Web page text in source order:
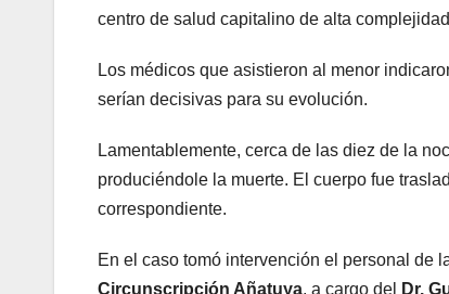
centro de salud capitalino de alta
Los médicos que asistieron al menor
serían decisivas para su evolución.
Lamentablemente, cerca de las diez de la
produciéndole la muerte. El cuerpo fue
correspondiente.
En el caso tomó intervención el personal de
Circunscripción Añatuya, a cargo del Dr.